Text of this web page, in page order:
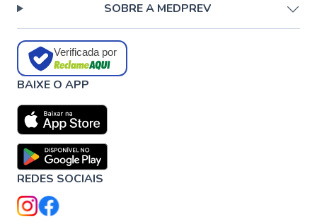
SOBRE A MEDPREV
Verificada por
BAIXE O APP
REDES SOCIAIS